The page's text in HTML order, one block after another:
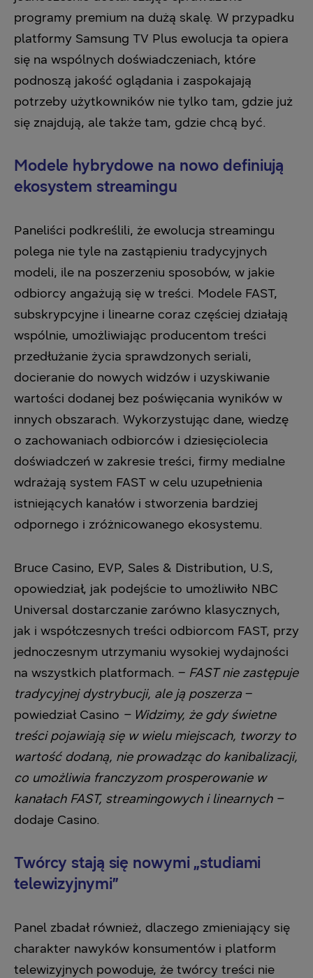
programy premium na dużą skalę. W przypadku
platformy Samsung TV Plus ewolucja ta opiera
się na wspólnych doświadczeniach, które
podnoszą jakość oglądania i zaspokajają
potrzeby użytkowników nie tylko tam, gdzie już
się znajdują, ale także tam, gdzie chcą być.
Modele hybrydowe na nowo definiują
ekosystem streamingu
Paneliści podkreślili, że ewolucja streamingu
polega nie tyle na zastąpieniu tradycyjnych
modeli, ile na poszerzeniu sposobów, w jakie
odbiorcy angażują się w treści. Modele FAST,
subskrypcyjne i linearne coraz częściej działają
wspólnie, umożliwiając producentom treści
przedłużanie życia sprawdzonych seriali,
docieranie do nowych widzów i uzyskiwanie
wartości dodanej bez poświęcania wyników w
innych obszarach. Wykorzystując dane, wiedzę
o zachowaniach odbiorców i dziesięciolecia
doświadczeń w zakresie treści, firmy medialne
wdrażają system FAST w celu uzupełnienia
istniejących kanałów i stworzenia bardziej
odpornego i zróżnicowanego ekosystemu.
Bruce Casino, EVP, Sales & Distribution, U.S,
opowiedział, jak podejście to umożliwiło NBC
Universal dostarczanie zarówno klasycznych,
jak i współczesnych treści odbiorcom FAST, przy
jednoczesnym utrzymaniu wysokiej wydajności
na wszystkich platformach. – FAST nie zastępuje
tradycyjnej dystrybucji, ale ją poszerza –
powiedział Casino – Widzimy, że gdy świetne
treści pojawiają się w wielu miejscach, tworzy to
wartość dodaną, nie prowadząc do kanibalizacji,
co umożliwia franczyzom prosperowanie w
kanałach FAST, streamingowych i linearnych –
dodaje Casino.
Twórcy stają się nowymi „studiami
telewizyjnymi”
Panel zbadał również, dlaczego zmieniający się
charakter nawyków konsumentów i platform
telewizyjnych powoduje, że twórcy treści nie